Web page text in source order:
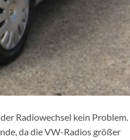
Radiowechsel kein Problem.
da die VW-Radios größer